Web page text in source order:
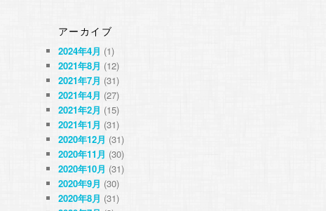
アーカイブ
2024年4月 (1)
2021年8月 (12)
2021年7月 (31)
2021年4月 (27)
2021年2月 (15)
2021年1月 (31)
2020年12月 (31)
2020年11月 (30)
2020年10月 (31)
2020年9月 (30)
2020年8月 (31)